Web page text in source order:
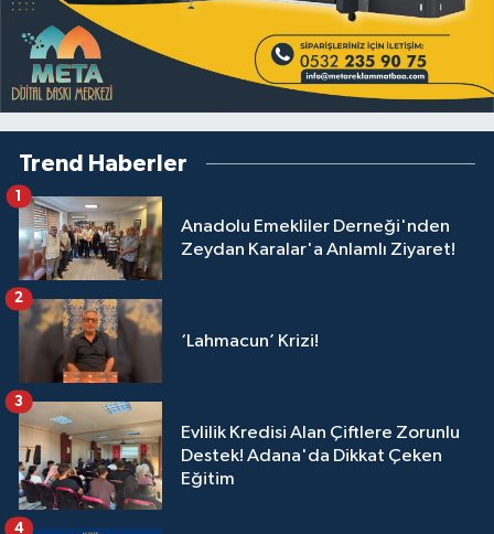
Trend Haberler
Anadolu Emekliler Derneği'nden
Zeydan Karalar'a Anlamlı Ziyaret!
1
‘Lahmacun’ Krizi!
2
Evlilik Kredisi Alan Çiftlere Zorunlu
Destek! Adana'da Dikkat Çeken
Eğitim
3
4